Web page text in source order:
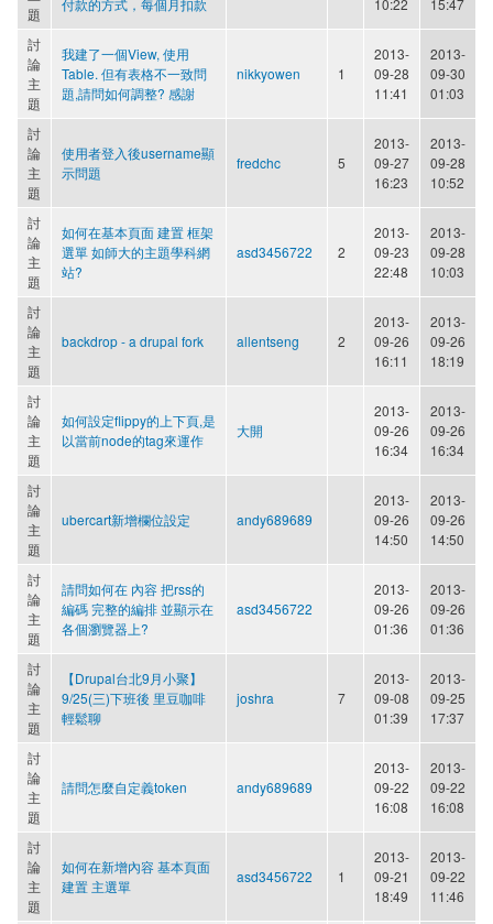
題
討
論
主
題
我建了一個View, 使用
Table. 但有表格不一致問
題,請問如何調整? 感謝
nikkyowen 1
2013-
09-28
11:41
2013-
09-30
01:03
討
論
主
題
使用者登入後username顯
示問題
fredchc 5
2013-
09-27
16:23
2013-
09-28
10:52
討
論
主
題
如何在基本頁面 建置 框架
選單 如師大的主題學科網
站?
asd3456722 2
2013-
09-23
22:48
2013-
09-28
10:03
討
論
主
題
backdrop - a drupal fork allentseng 2
2013-
09-26
16:11
2013-
09-26
18:19
討
論
主
題
如何設定flippy的上下頁,是
以當前node的tag來運作
大開
2013-
09-26
16:34
2013-
09-26
16:34
討
論
主
題
ubercart新增欄位設定 andy689689
2013-
09-26
14:50
2013-
09-26
14:50
討
論
主
題
請問如何在 內容 把rss的
編碼 完整的編排 並顯示在
各個瀏覽器上?
asd3456722
2013-
09-26
01:36
2013-
09-26
01:36
討
論
主
題
【Drupal台北9月小聚】
9/25(三)下班後 里豆咖啡
輕鬆聊
joshra 7
2013-
09-08
01:39
2013-
09-25
17:37
討
論
主
題
請問怎麼自定義token andy689689
2013-
09-22
16:08
2013-
09-22
16:08
討
論
主
題
如何在新增內容 基本頁面
建置 主選單
asd3456722 1
2013-
09-21
18:49
2013-
09-22
11:46